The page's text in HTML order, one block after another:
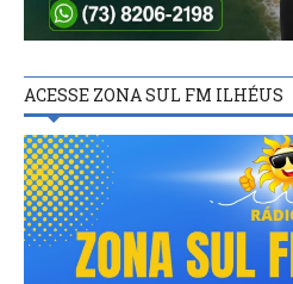
ACESSE ZONA SUL FM ILHÉUS